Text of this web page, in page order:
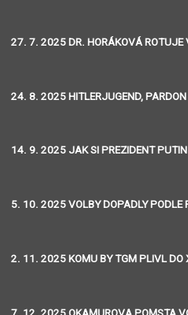
27. 7. 2025 DR. HORÁKOVÁ ROTUJE
24. 8. 2025 HITLERJUGEND,
14. 9. 2025 JAK SI PREZIDENT
5. 10. 2025 VOLBY DOPADLY PODLE
2. 11. 2025 KOMU BY TGM PLIVL DO